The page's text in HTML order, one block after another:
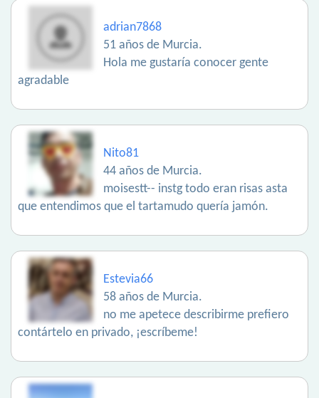
adrian7868
51 años de Murcia.
Hola me gustaría conocer gente
agradable
Nito81
44 años de Murcia.
moisestt-- instg todo eran risas asta
que entendimos que el tartamudo quería jamón.
Estevia66
58 años de Murcia.
no me apetece describirme prefiero
contártelo en privado, ¡escríbeme!